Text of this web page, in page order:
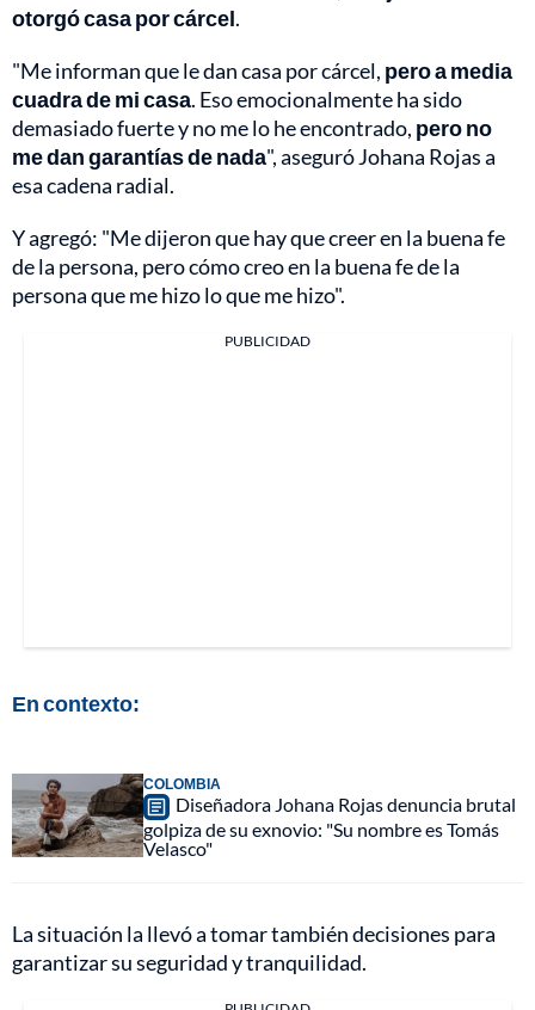
otorgó casa por cárcel.
"Me informan que le dan casa por cárcel, pero a media
cuadra de mi casa. Eso emocionalmente ha sido
demasiado fuerte y no me lo he encontrado, pero no
me dan garantías de nada", aseguró Johana Rojas a
esa cadena radial.
Y agregó: "Me dijeron que hay que creer en la buena fe
de la persona, pero cómo creo en la buena fe de la
persona que me hizo lo que me hizo".
PUBLICIDAD
En contexto:
COLOMBIA
Diseñadora Johana Rojas denuncia brutal
golpiza de su exnovio: "Su nombre es Tomás
Velasco"
La situación la llevó a tomar también decisiones para
garantizar su seguridad y tranquilidad.